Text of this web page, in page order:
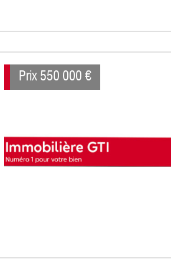
Prix 550 000 €